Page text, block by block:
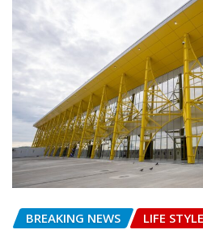
BREAKING NEWS LIFE STYLE